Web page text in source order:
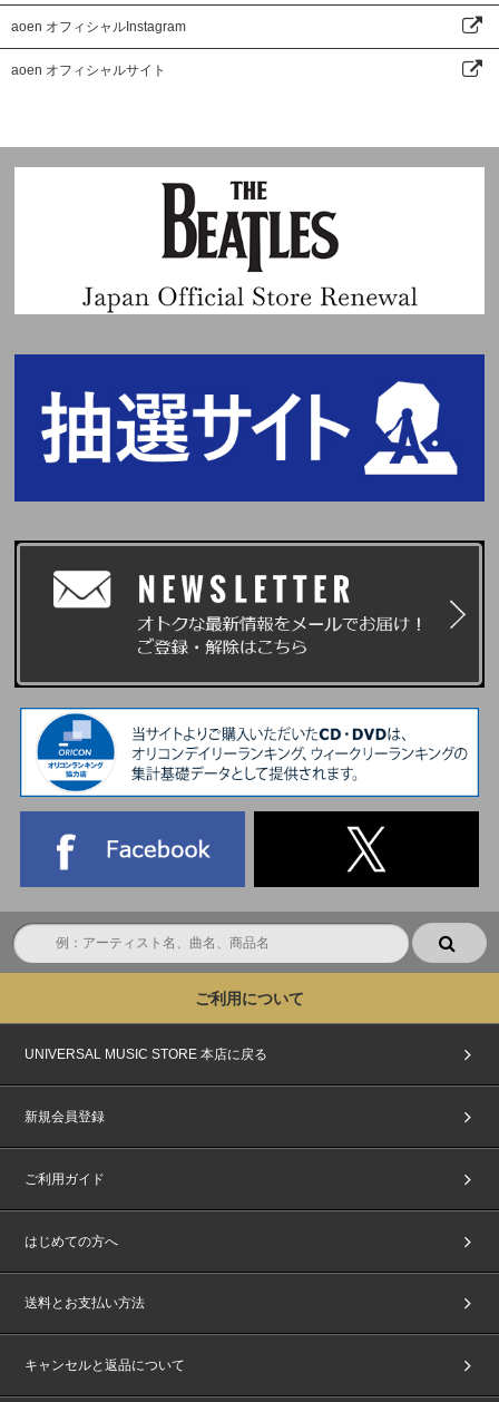
aoen オフィシャルInstagram
aoen オフィシャルサイト
ご利用について
UNIVERSAL MUSIC STORE 本店に戻る
新規会員登録
ご利用ガイド
はじめての方へ
送料とお支払い方法
キャンセルと返品について